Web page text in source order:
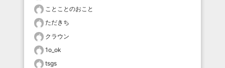
ことことのおこと
ただきち
クラウン
1o_ok
tsgs